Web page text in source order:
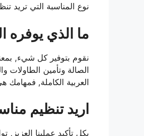
نوع المناسبة التي تريد تنظيم اجتماع
ما الذي يوفره
نقوم بتوفير كل شيء,
الصالة وتأمين الطاولات
العربية الكاملة, فمهامك هي 0, لست بحاجة لعمل
اريد تنظيم